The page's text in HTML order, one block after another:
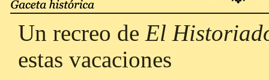
Un recreo de El
estas vacaciones